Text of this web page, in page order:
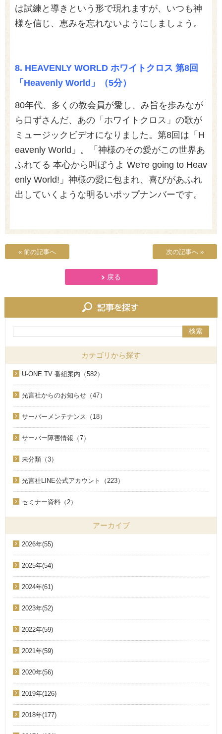
は試練と導きという形で現れますが、いつも神
様を信じ、恵みを忘れないようにしましょう。
8. HEAVENLY WORLD ホワイトクロス 第8回
「Heavenly World」（5分）
80年代、多くの教会員が愛し、み旨を歩みなが
ら口ずさんだ、あの「ホワイトクロス」の歌が
ミュージックビデオになりました。第8回は「H
eavenly World」。「神様のその愛がこの世界あ
ふれてる 本心から叫ぼうよ We're going to Heav
enly World!」神様の愛に包まれ、喜びがあふれ
出していくような明るいポップナンバーです。
« 前の記事へ 次の記事へ »
戻る
検索
カテゴリから探す
U-ONE TV 番組案内（582）
光言社からのお知らせ（47）
サーバーメンテナンス（18）
サーバー障害情報（7）
未分類（3）
光言社LINE公式アカウント（223）
セミナー資料（2）
アーカイブ
2026年(55)
2025年(54)
2024年(61)
2023年(52)
2022年(59)
2021年(59)
2020年(56)
2019年(126)
2018年(177)